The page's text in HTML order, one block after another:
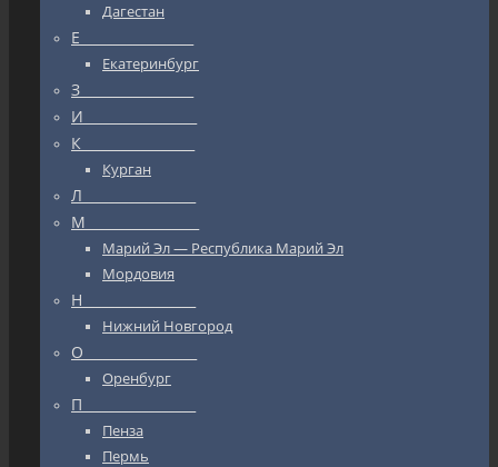
Дагестан
Е_________________
Екатеринбург
З_________________
И_________________
К_________________
Курган
Л_________________
М_________________
Марий Эл — Республика Марий Эл
Мордовия
Н_________________
Нижний Новгород
О_________________
Оренбург
П_________________
Пенза
Пермь